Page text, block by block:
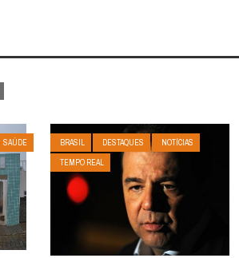
SAÚDE
BRASIL DESTAQUES
NOTÍCIAS
TEMPO REAL